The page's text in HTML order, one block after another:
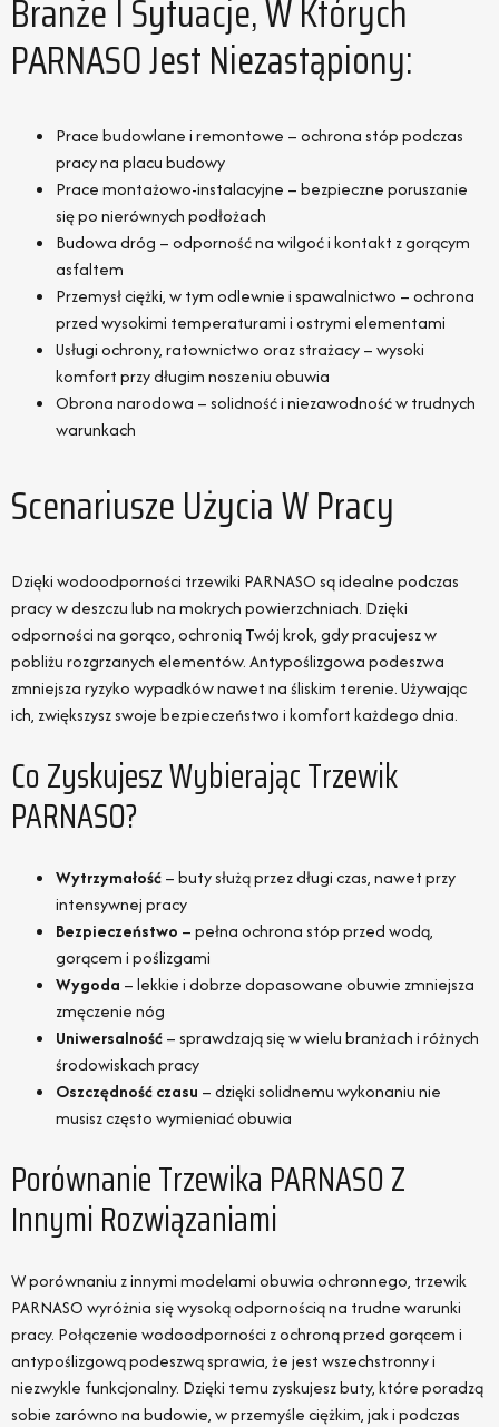
Branże I Sytuacje, W Których
PARNASO Jest Niezastąpiony:
Prace budowlane i remontowe – ochrona stóp podczas
pracy na placu budowy
Prace montażowo-instalacyjne – bezpieczne poruszanie
się po nierównych podłożach
Budowa dróg – odporność na wilgoć i kontakt z gorącym
asfaltem
Przemysł ciężki, w tym odlewnie i spawalnictwo – ochrona
przed wysokimi temperaturami i ostrymi elementami
Usługi ochrony, ratownictwo oraz strażacy – wysoki
komfort przy długim noszeniu obuwia
Obrona narodowa – solidność i niezawodność w trudnych
warunkach
Scenariusze Użycia W Pracy
Dzięki wodoodporności trzewiki PARNASO są idealne podczas
pracy w deszczu lub na mokrych powierzchniach. Dzięki
odporności na gorąco, ochronią Twój krok, gdy pracujesz w
pobliżu rozgrzanych elementów. Antypoślizgowa podeszwa
zmniejsza ryzyko wypadków nawet na śliskim terenie. Używając
ich, zwiększysz swoje bezpieczeństwo i komfort każdego dnia.
Co Zyskujesz Wybierając Trzewik
PARNASO?
Wytrzymałość– buty służą przez długi czas, nawet przy
intensywnej pracy
Bezpieczeństwo – pełna ochrona stóp przed wodą,
gorącem i poślizgami
Wygoda – lekkie i dobrze dopasowane obuwie zmniejsza
zmęczenie nóg
Uniwersalność– sprawdzają się w wielu branżach i różnych
środowiskach pracy
Oszczędność czasu – dzięki solidnemu wykonaniu nie
musisz często wymieniać obuwia
Porównanie Trzewika PARNASO Z
Innymi Rozwiązaniami
W porównaniu z innymi modelami obuwia ochronnego, trzewik
PARNASO wyróżnia się wysoką odpornością na trudne warunki
pracy. Połączenie wodoodporności z ochroną przed gorącem i
antypoślizgową podeszwą sprawia, że jest wszechstronny i
niezwykle funkcjonalny. Dzięki temu zyskujesz buty, które poradzą
sobie zarówno na budowie, w przemyśle ciężkim, jak i podczas